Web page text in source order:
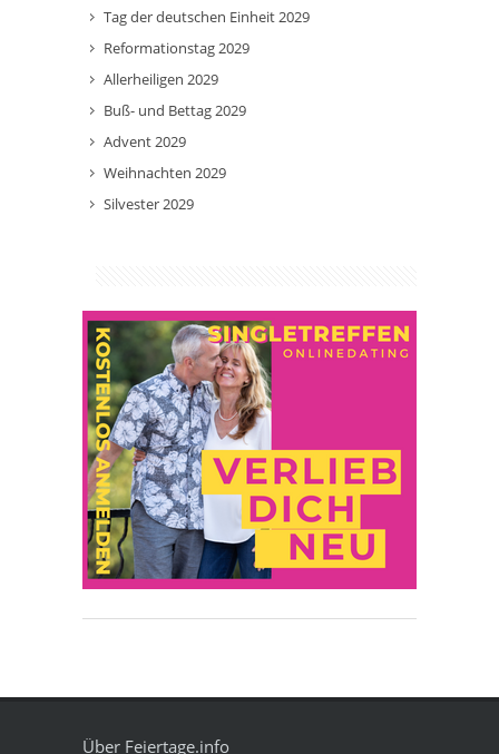
Tag der deutschen Einheit 2029
Reformationstag 2029
Allerheiligen 2029
Buß- und Bettag 2029
Advent 2029
Weihnachten 2029
Silvester 2029
Über Feiertage.info